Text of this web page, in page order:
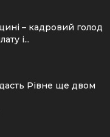
– кадровий голод
і...
Рівне ще двом